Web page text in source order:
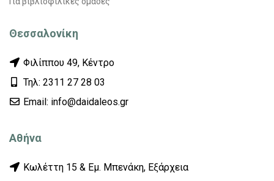
Θεσσαλονίκη
Φιλίππου 49, Κέντρο
Τηλ: 2311 27 28 03
Εmail: info@daidaleos.gr
Αθήνα
Κωλέττη 15 & Εμ. Μπενάκη, Εξάρχεια